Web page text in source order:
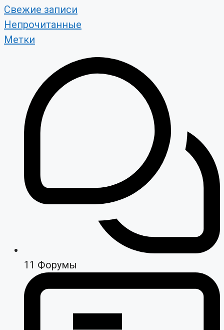
Свежие записи
Непрочитанные
Метки
11 Форумы